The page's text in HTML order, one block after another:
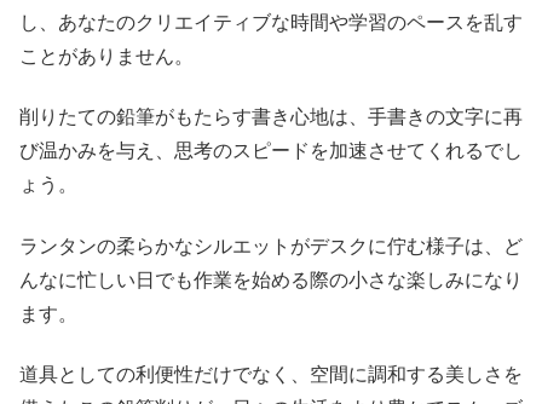
し、あなたのクリエイティブな時間や学習のペースを乱す
ことがありません。
削りたての鉛筆がもたらす書き心地は、手書きの文字に再
び温かみを与え、思考のスピードを加速させてくれるでし
ょう。
ランタンの柔らかなシルエットがデスクに佇む様子は、ど
んなに忙しい日でも作業を始める際の小さな楽しみになり
ます。
道具としての利便性だけでなく、空間に調和する美しさを